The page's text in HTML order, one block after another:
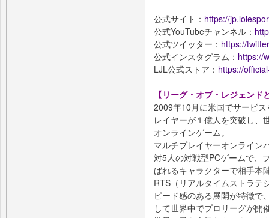
公式サイト： https://
公式YouTubeチャンネル：
公式ツイッター： https://
公式インスタグラム： https://
LJL公式ストア： https://
【リーグ・オブ・レジェンド
2009年10月に米国でサービ
レイヤーが１億人を突破し、
オンラインゲーム。
マルチプレイヤーオンライン
対5人の対戦型PCゲームで、
ばれるキャラクターで相手本
RTS（リアルタイムストラテ
ピード感のある展開が特徴で
して世界中でプロリーグが開